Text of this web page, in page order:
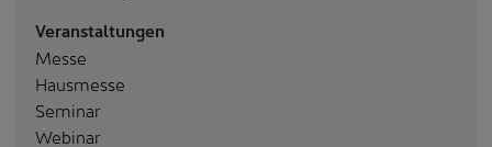
Veranstaltungen
Messe
Hausmesse
Seminar
Webinar